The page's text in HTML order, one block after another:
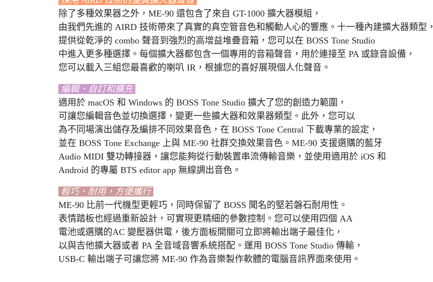
除了多種效果器之外，ME-90 還包含了來自 GT-1000 擴大器模組，
由我們先進的 AIRD 技術帶來了真實的真空管音色和觸動人心的響應。十一種內建擴大器類型，
提供從乾淨的 combo 聲音到強烈的高增益堆疊音箱，您可以在 BOSS Tone Studio
中進入更多種選擇。每個擴大器都包含一個專用的音箱聲音，用於連接至 PA 或錄音設備，
您可以載入三組您最喜歡的喇叭 IR，根據您的喜好展現個人化聲音。
編輯、自訂和擴充
適用於 macOS 和 Windows 的 BOSS Tone Studio 擴大了您的創造力範圍，
可讓您編輯音色並切換選擇，變更一些擴大器和效果器類型。此外，您可以
為不同場演出儲存及編排不同效果音色，在 BOSS Tone Central 下載專業的設定，
並在 BOSS Tone Exchange 上與 ME-90 社群交換效果音色。ME-90 支援選購的藍牙
Audio MIDI 雙功轉接器，讓您能夠從行動裝置串流傳輸音樂，並使用適用於 iOS 和
Android 的專屬 BTS editor app 無線調出音色。
輕巧、耐用，方便攜行
ME-90 比前一代機型更輕巧，同時保留了 BOSS 聞名的堅若磐石耐用性。
表情踏板也經過重新設計，可實現更精細的參數控制。您可以使用四個 AA
電池或選購的AC 變壓器供電，後方面板開關可立即將輸出端子最佳化，
以與吉他擴大器或者 PA 全音域音響系統搭配。運用 BOSS Tone Studio 傳輸，
USB-C 輸出端子可讓您將 ME-90 作為音樂製作軟體的電腦音訊界面來使用。